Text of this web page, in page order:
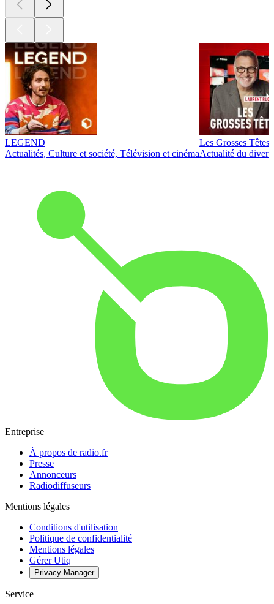
LEGEND
Actualités, Culture et société, Télévision et cinéma
Les Grosses Têtes
Actualité du
Entreprise
À propos de radio.fr
Presse
Annonceurs
Radiodiffuseurs
Mentions légales
Conditions d'utilisation
Politique de confidentialité
Mentions légales
Gérer Utiq
Privacy-Manager
Service